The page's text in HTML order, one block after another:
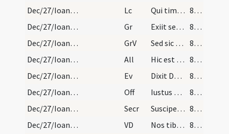
Dec/27/Ioannes apostolus/M2/Mass Propers
Lc Qui timet Deum faciet bona
80 (4v)
Dec/27/Ioannes apostolus/M2/Mass Propers
Gr Exiit sermo inter fratres
80 (4v)
Dec/27/Ioannes apostolus/M2/Mass Propers
GrV Sed sic eum volo manere
80 (4v)
Dec/27/Ioannes apostolus/M2/Mass Propers
All Hic est discipulus ille
80 (4v)
Dec/27/Ioannes apostolus/M2/Mass Propers
Ev Dixit Dominus ... Sequere me
80 (4v)
Dec/27/Ioannes apostolus/M2/Mass Propers
Off Iustus ut palma florebit
81 (5r)
Dec/27/Ioannes apostolus/M2/Mass Propers
Secr Suscipe munera Domine quae in eius tibi sollemnitate deferimus
81 (5r)
Dec/27/Ioannes apostolus/M2/Mass Propers
VD Nos tibi beati evangelistae merita recolentes
81 (5r)